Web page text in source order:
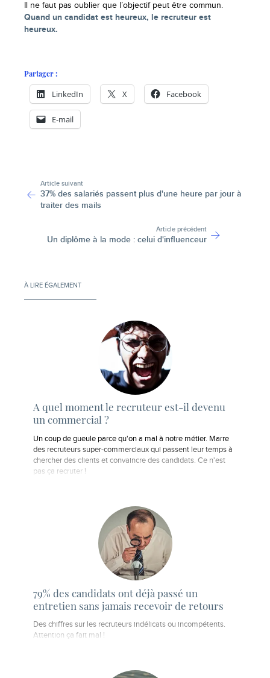
Il ne faut pas oublier que l’objectif peut être commun.
Quand un candidat est heureux, le recruteur est
heureux.
Partager :
LinkedIn X Facebook
E-mail
Article suivant
37% des salariés passent plus d'une heure par jour à
traiter des mails
Article précédent
Un diplôme à la mode : celui d'influenceur
À LIRE ÉGALEMENT
A quel moment le recruteur est-il devenu
un commercial ?
Un coup de gueule parce qu'on a mal à notre métier. Marre
des recruteurs super-commerciaux qui passent leur temps à
chercher des clients et convaincre des candidats. Ce n'est
pas ça recruter !
79% des candidats ont déjà passé un
entretien sans jamais recevoir de retours
Des chiffres sur les recruteurs indélicats ou incompétents.
Attention ça fait mal !